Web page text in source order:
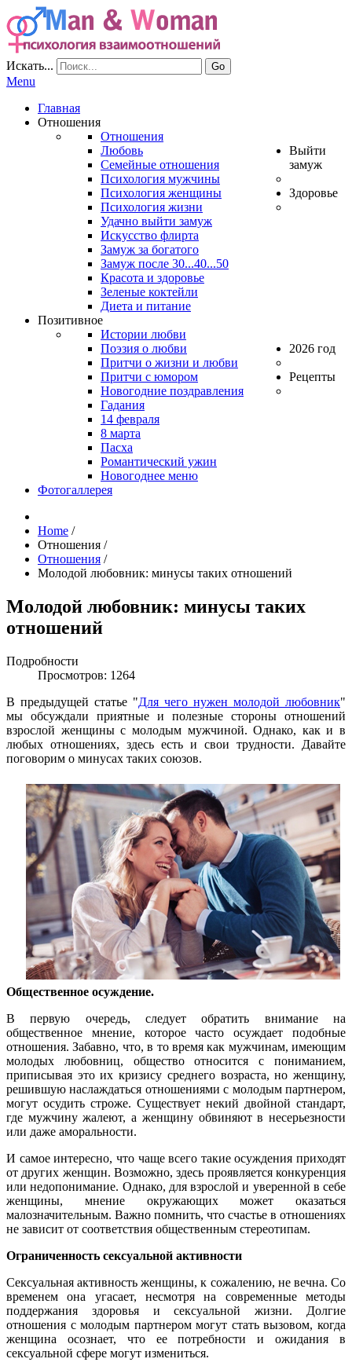
Искать... Go
Menu
Главная
Отношения
Отношения
Любовь
Семейные отношения
Психология мужчины
Психология женщины
Психология жизни
Выйти
замуж
Удачно выйти замуж
Искусство флирта
Замуж за богатого
Замуж после 30...40...50
Здоровье
Красота и здоровье
Зеленые коктейли
Диета и питание
Позитивное
Истории любви
Поэзия о любви
Притчи о жизни и любви
Притчи с юмором
2026 год
Новогодние поздравления
Гадания
14 февраля
8 марта
Рецепты
Пасха
Романтический ужин
Новогоднее меню
Фотогаллерея
Home /
Отношения /
Отношения /
Молодой любовник: минусы таких отношений
Молодой любовник: минусы таких
отношений
Подробности
Просмотров: 1264
В предыдущей статье "Для чего нужен молодой любовник"
мы обсуждали приятные и полезные стороны отношений
взрослой женщины с молодым мужчиной. Однако, как и в
любых отношениях, здесь есть и свои трудности. Давайте
поговорим о минусах таких союзов.
Общественное осуждение.
В первую очередь, следует обратить внимание на
общественное мнение, которое часто осуждает подобные
отношения. Забавно, что, в то время как мужчинам, имеющим
молодых любовниц, общество относится с пониманием,
приписывая это их кризису среднего возраста, но женщину,
решившую наслаждаться отношениями с молодым партнером,
могут осудить строже. Существует некий двойной стандарт,
где мужчину жалеют, а женщину обвиняют в несерьезности
или даже аморальности.
И самое интересно, что чаще всего такие осуждения приходят
от других женщин. Возможно, здесь проявляется конкуренция
или недопонимание. Однако, для взрослой и уверенной в себе
женщины, мнение окружающих может оказаться
малозначительным. Важно помнить, что счастье в отношениях
не зависит от соответствия общественным стереотипам.
Ограниченность сексуальной активности
Сексуальная активность женщины, к сожалению, не вечна. Со
временем она угасает, несмотря на современные методы
поддержания здоровья и сексуальной жизни. Долгие
отношения с молодым партнером могут стать вызовом, когда
женщина осознает, что ее потребности и ожидания в
сексуальной сфере могут измениться.